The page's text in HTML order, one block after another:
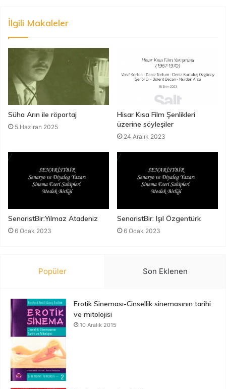
İlgili Makaleler
Süha Arın ile röportaj
5 Haziran 2025
Hisar Kısa Film Şenlikleri
üzerine söyleşiler
24 Aralık 2023
SenaristBir:Yılmaz Atadeniz
6 Ocak 2023
SenaristBir: Işıl Özgentürk
6 Ocak 2023
Popüler Son Eklenen
Erotik Sineması-Cinsellik sinemasının tarihi
ve mitolojisi
10 Aralık 2015